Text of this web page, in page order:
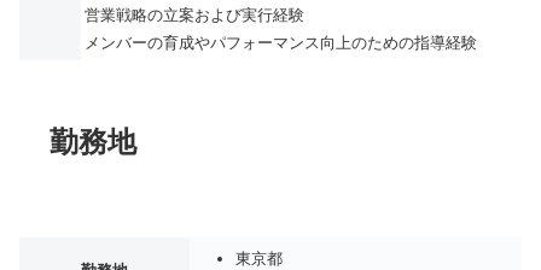
営業戦略の立案および実行経験
メンバーの育成やパフォーマンス向上のための指導経験
勤務地
東京都